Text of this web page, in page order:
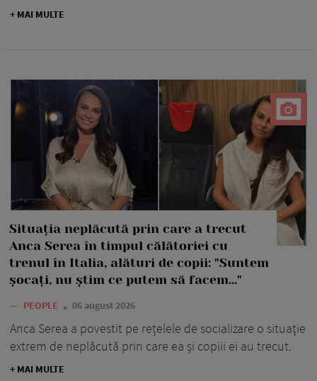
+ MAI MULTE
Situația neplăcută prin care a trecut
Anca Serea în timpul călătoriei cu
trenul în Italia, alături de copii: "Suntem
șocați, nu știm ce putem să facem..."
— PEOPLE 06 august 2026
Anca Serea a povestit pe rețelele de socializare o situație
extrem de neplăcută prin care ea și copiii ei au trecut.
+ MAI MULTE